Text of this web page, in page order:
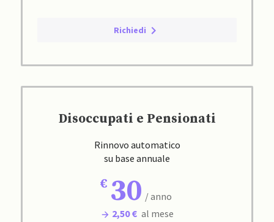
Richiedi
Disoccupati e Pensionati
Rinnovo automatico
su base annuale
30 / anno
2,50 € al mese